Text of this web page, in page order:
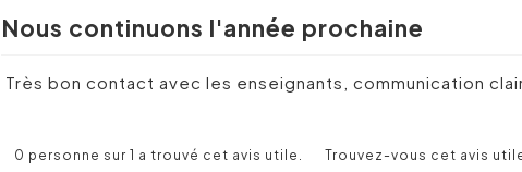
Nous continuons l'année prochaine
Très bon contact avec les enseignants, communication
0 personne sur 1 a trouvé cet avis utile. Trouvez-vous cet avis